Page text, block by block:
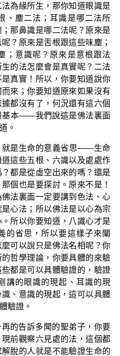
為緣所生，那你知道眼識是
、塵二法；耳識是哪二法所
那鼻識是哪二法呢？原來是
？原來是舌根跟這些味塵；
；意識呢？原來是意根跟法
的法怎麼會是真實呢？二法
真實！所以，你要知道說你
來；你要知道原來如果沒有
都沒有了，何況還有這六個
基本——我們說這是佛法裏面
。
就是生命的意義省思——生命
這些五根、六識以及處處作
都是從虛空出來的嗎？還是
個也是要探討。原來不是！
法裏面一定要講到色法、心
心法；所以佛法是以心為宗
所以你要知道，八識心才是
的省思，所以要這樣子來闡
可以說只是佛法名相呢？你
哲學理論，你要具體的來驗
都是可以具體驗證的，驗證
講的眼識的現起、耳識的現
、意識的現起，這可以具體
驗證。
的告訴多聞的聖弟子，你要
前觀察六見處的法，這個都
脫的人就是不能驗證生命的